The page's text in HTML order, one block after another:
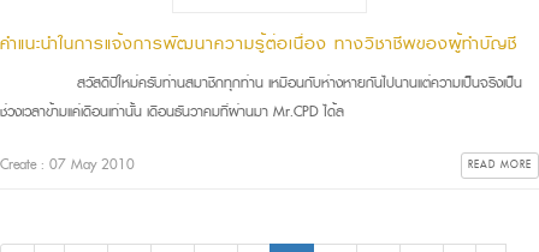
คำแนะนำในการแจ้งการพัฒนาความรู้ต่อเนื่อง ทางวิชาชีพของผู้ทำบัญชี
สวัสดีปีใหม่ครับท่านสมาชิกทุกท่าน เหมือนกับห่างหายกันไปนานแต่ความเป็นจริงเป็น
ช่วงเวลาข้ามแค่เดือนเท่านั้น เดือนธันวาคมที่ผ่านมา Mr.CPD ได้ล
Create : 07 May 2010 READ MORE